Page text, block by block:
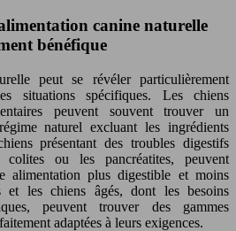
canine naturelle
bénéfique
peut se révéler particulièrement
situations spécifiques. Les chiens
peuvent souvent trouver un
naturel excluant les ingrédients
présentant des troubles digestifs
ou les pancréatites, peuvent
alimentation plus digestible et moins
les chiens âgés, dont les besoins
peuvent trouver des gammes
adaptées à leurs exigences.